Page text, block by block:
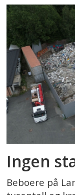
Ingen
Beboere på